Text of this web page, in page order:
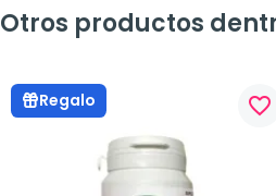
Otros productos
Regalo favorite_border